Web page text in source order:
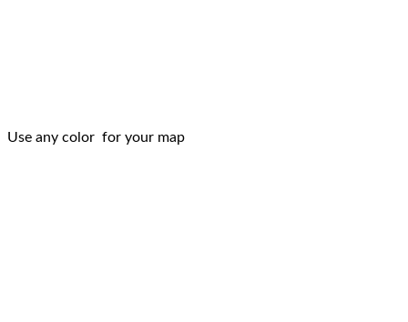
Use any color for your map